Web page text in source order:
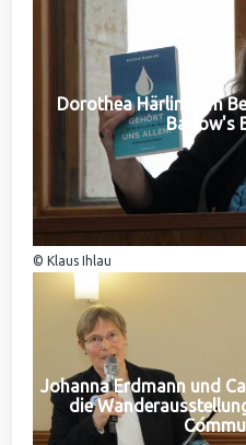
Dorothea Härlin vom
Barlow's
© Klaus Ihlau
Johanna Erdmann und
die